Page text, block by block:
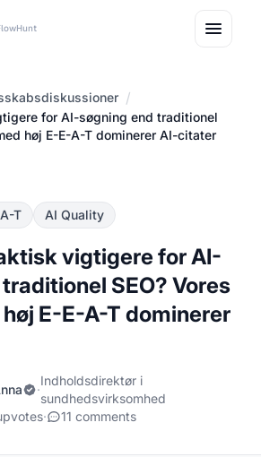
/
for AI-søgning end traditionel
høj E-E-A-T dominerer AI-citater
T AI Quality
vigtigere for AI-
SEO? Vores
E-E-A-T dominerer
·
Indholdsdirektør i
sundhedsvirksomhed
· 11 comments